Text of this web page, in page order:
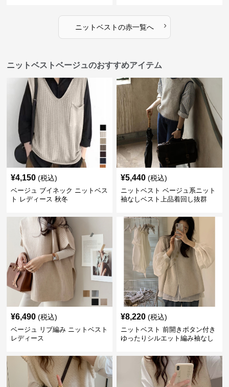
ニットベストの赤一覧へ ›
ニットベストベージュのおすすめアイテム
¥4,150 (税込)
ベージュ ブイネック ニットベス
ト レディース 秋冬
¥5,440 (税込)
ニットベスト ベージュ系ニット
袖なしベスト上品着回し抜群
¥6,490 (税込)
ベージュ リブ編み ニットベスト
レディース
¥8,220 (税込)
ニットベスト 前開きボタン付き
ゆったりシルエット編み袖なし